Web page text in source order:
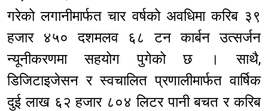
गरेको लगानीमार्फत चार वर्षको अवधिमा करिब ३९
हजार ४५० दशमलव ६८ टन कार्बन उत्सर्जन
न्यूनीकरणमा सहयोग पुगेको छ । साथै,
डिजिटाइजेसन र स्वचालित प्रणालीमार्फत वार्षिक
दुई लाख ६२ हजार ८०४ लिटर पानी बचत र करिब